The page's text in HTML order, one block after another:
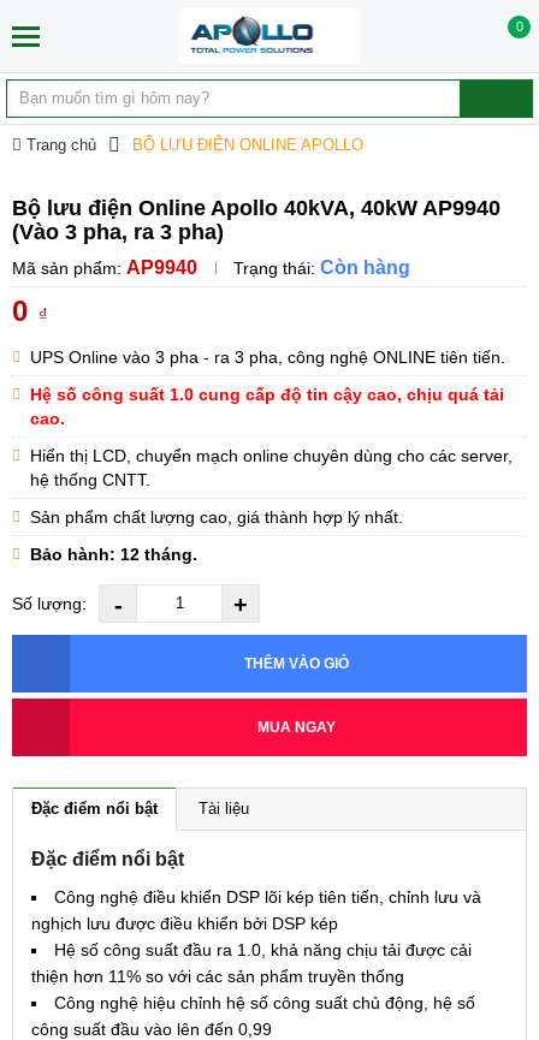
0
Trang chủ
BỘ LƯU ĐIỆN ONLINE APOLLO
Bộ lưu điện Online Apollo 40kVA, 40kW AP9940
(Vào 3 pha, ra 3 pha)
Mã sản phẩm: AP9940 Trạng thái: Còn hàng
0 ₫
UPS Online vào 3 pha - ra 3 pha, công nghệ ONLINE tiên tiến.
Hệ số công suất 1.0 cung cấp độ tin cậy cao, chịu quá tải
cao.
Hiển thị LCD, chuyển mạch online chuyên dùng cho các server,
hệ thống CNTT.
Sản phẩm chất lượng cao, giá thành hợp lý nhất.
Bảo hành: 12 tháng.
Số lượng: - +
THÊM VÀO GIỎ
MUA NGAY
Đặc điểm nổi bật Tài liệu
Đặc điểm nổi bật
Công nghệ điều khiển DSP lõi kép tiên tiến, chỉnh lưu và
nghịch lưu được điều khiển bởi DSP kép
Hệ số công suất đầu ra 1.0, khả năng chịu tải được cải
thiện hơn 11% so với các sản phẩm truyền thống
Công nghệ hiệu chỉnh hệ số công suất chủ động, hệ số
công suất đầu vào lên đến 0,99